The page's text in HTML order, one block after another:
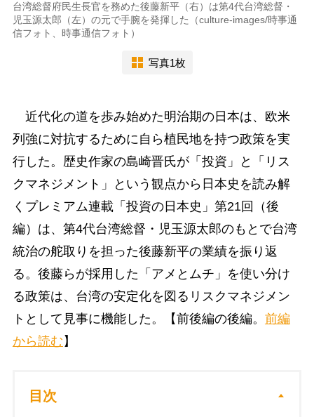
台湾総督府民生長官を務めた後藤新平（右）は第4代台湾総督・
児玉源太郎（左）の元で手腕を発揮した（culture-images/時事通
信フォト、時事通信フォト）
写真1枚
近代化の道を歩み始めた明治期の日本は、欧米
列強に対抗するために自ら植民地を持つ政策を実
行した。歴史作家の島崎晋氏が「投資」と「リス
クマネジメント」という観点から日本史を読み解
くプレミアム連載「投資の日本史」第21回（後
編）は、第4代台湾総督・児玉源太郎のもとで台湾
統治の舵取りを担った後藤新平の業績を振り返
る。後藤らが採用した「アメとムチ」を使い分け
る政策は、台湾の安定化を図るリスクマネジメン
トとして見事に機能した。【前後編の後編。 前編
から読む 】
目次